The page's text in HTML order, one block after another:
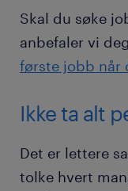
Skal du søke
anbefaler vi
første jobb når
Ikke ta alt
Det er lettere
tolke hvert